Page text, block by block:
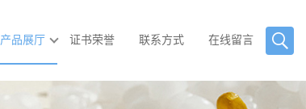
产品展厅 证书荣誉 联系方式 在线留言